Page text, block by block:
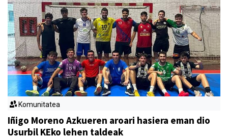
Komunitatea
Iñigo Moreno Azkueren aroari hasiera eman dio
Usurbil KEko lehen taldeak